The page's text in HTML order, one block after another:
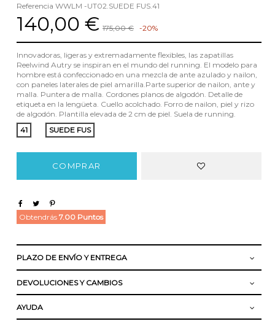
Referencia WWLM -UT02.SUEDE FUS.41
140,00 € 175,00 € -20%
Innovadoras, ligeras y extremadamente flexibles, las zapatillas
Reelwind Autry se inspiran en el mundo del running. El modelo para
hombre está confeccionado en una mezcla de ante azulado y nailon,
con paneles laterales de piel amarilla.Parte superior de nailon, ante y
malla. Puntera de malla. Cordones planos de algodón. Detalle de
etiqueta en la lengüeta. Cuello acolchado. Forro de nailon, piel y rizo
de algodón. Plantilla elevada de 2 cm de piel. Suela de running.
41
SUEDE FUS
COMPRAR
Obtendrás 7.00 Puntos
PLAZO DE ENVÍO Y ENTREGA
DEVOLUCIONES Y CAMBIOS
AYUDA